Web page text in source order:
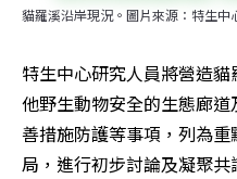
貓羅溪沿岸現況。圖片來源：特生中
特生中心研究人員將營造
他野生動物安全的生態廊
善措施防護等事項，列為
局，進行初步討論及凝聚